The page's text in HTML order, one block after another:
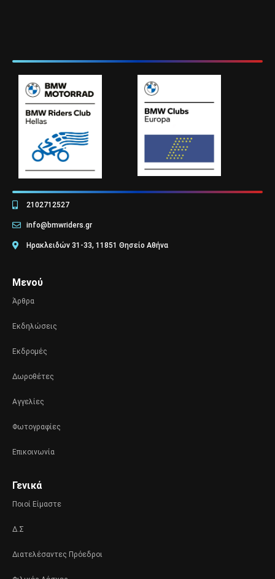
2102712527
info@bmwriders.gr
Ηρακλειδών 31-33, 11851 Θησείο Αθήνα
Μενού
Άρθρα
Εκδηλώσεις
Εκδρομές
Δωροθέτες
Αγγελίες
Φωτογραφίες
Επικοινωνία
Γενικά
Ποιοί Είμαστε
Δ.Σ
Διατελέσαντες Πρόεδροι